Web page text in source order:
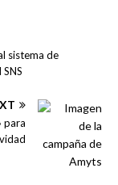
sistema de
para